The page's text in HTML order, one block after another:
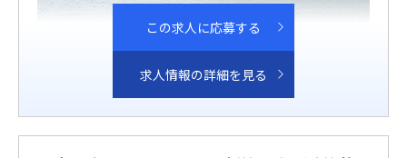
この求人に応募する
求人情報の詳細を見る